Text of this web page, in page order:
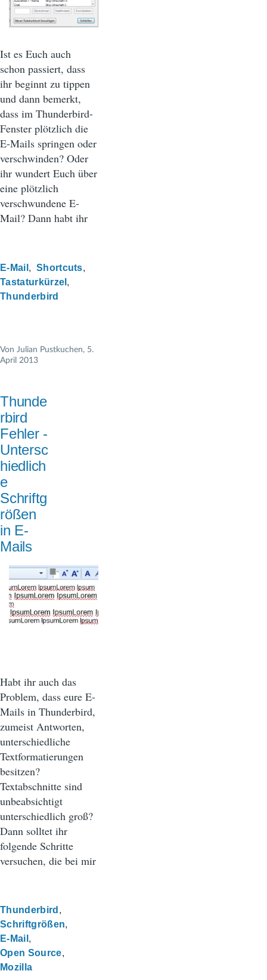
Ist es Euch auch
schon passiert, dass
ihr beginnt zu tippen
und dann bemerkt,
dass im Thunderbird-
Fenster plötzlich die
E-Mails springen oder
verschwinden? Oder
ihr wundert Euch über
eine plötzlich
verschwundene E-
Mail? Dann habt ihr
E-Mail
Shortcuts
Tastaturkürzel
Thunderbird
Von Julian Pustkuchen, 5.
April 2013
Thunde
rbird
Fehler -
Untersc
hiedlich
e
Schriftg
rößen
in E-
Mails
Habt ihr auch das
Problem, dass eure E-
Mails in Thunderbird,
zumeist Antworten,
unterschiedliche
Textformatierungen
besitzen?
Textabschnitte sind
unbeabsichtigt
unterschiedlich groß?
Dann solltet ihr
folgende Schritte
versuchen, die bei mir
Thunderbird
Schriftgrößen
E-Mail
Open Source
Mozilla